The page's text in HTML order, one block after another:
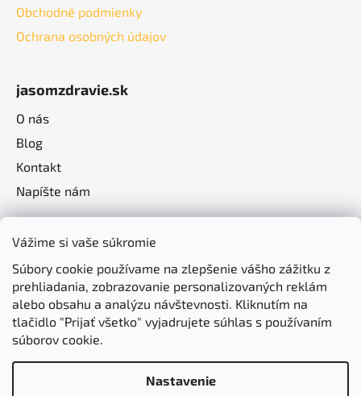
Vážime si vaše súkromie
Súbory cookie používame na zlepšenie vášho zážitku z
prehliadania, zobrazovanie personalizovaných reklám
alebo obsahu a analýzu návštevnosti. Kliknutím na
tlačidlo "Prijať všetko" vyjadrujete súhlas s používaním
súborov cookie.
Nastavenie
Obchodné podmienky
Ochrana osobných údajov
jasomzdravie.sk
O nás
Blog
Kontakt
Napíšte nám